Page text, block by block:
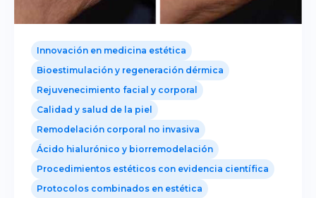
Innovación en medicina estética
Bioestimulación y regeneración dérmica
Rejuvenecimiento facial y corporal
Calidad y salud de la piel
Remodelación corporal no invasiva
Ácido hialurónico y biorremodelación
Procedimientos estéticos con evidencia científica
Protocolos combinados en estética